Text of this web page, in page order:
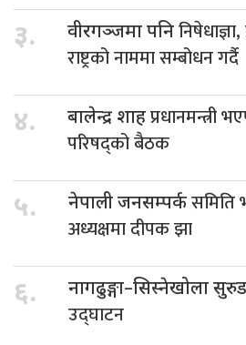
३. वीरगञ्जमा पनि
राष्ट्रको नाममा सम्बोधन गर्दै
४. बालेन्द्र शाहप्रधानमन्त्री
परिषद्को बैठक
५. नेपाली जनसम्पर्कसमिति
अध्यक्षमा दीपक झा
६. नागढुङ्गा–सिस्नेखोला
उद्घाटन